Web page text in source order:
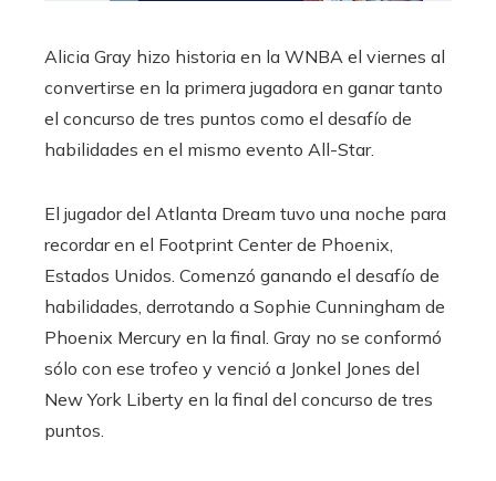
Alicia Gray hizo historia en la WNBA el viernes al
convertirse en la primera jugadora en ganar tanto
el concurso de tres puntos como el desafío de
habilidades en el mismo evento All-Star.
El jugador del Atlanta Dream tuvo una noche para
recordar en el Footprint Center de Phoenix,
Estados Unidos. Comenzó ganando el desafío de
habilidades, derrotando a Sophie Cunningham de
Phoenix Mercury en la final. Gray no se conformó
sólo con ese trofeo y venció a Jonkel Jones del
New York Liberty en la final del concurso de tres
puntos.